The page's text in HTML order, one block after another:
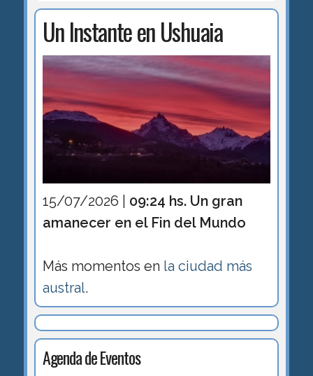
Un Instante en Ushuaia
15/07/2026 | 09:24 hs. Un gran
amanecer en el Fin del Mundo
Más momentos en la ciudad más
austral.
Agenda de Eventos